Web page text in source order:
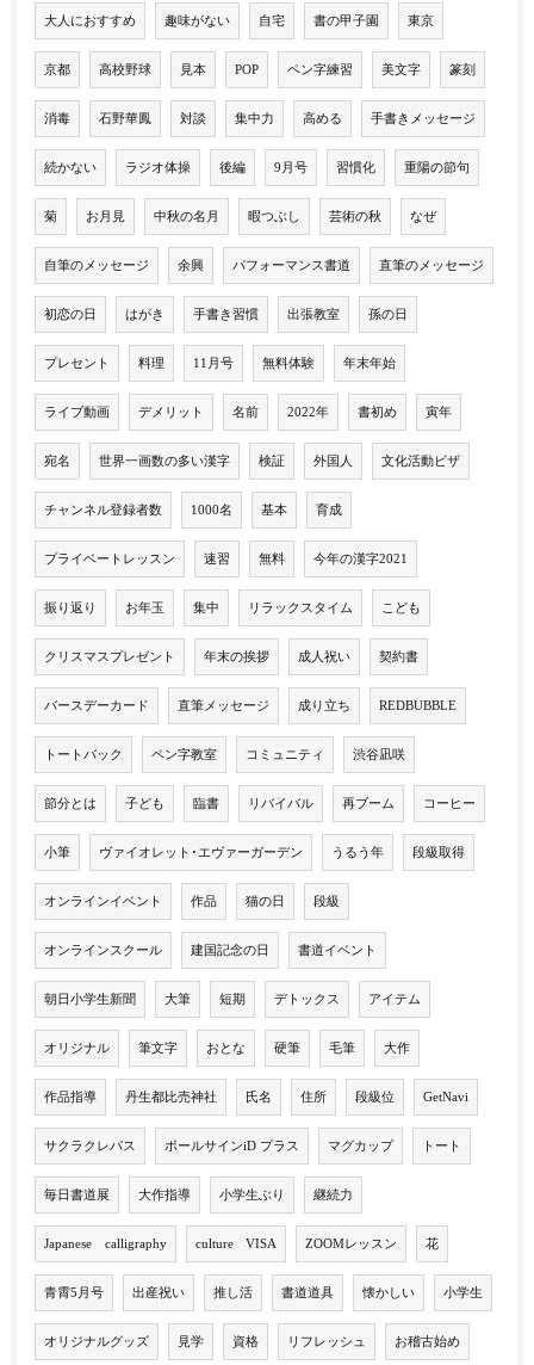
大人におすすめ 趣味がない 自宅 書の甲子園 東京
京都 高校野球 見本 POP ペン字練習 美文字 篆刻
消毒 石野華鳳 対談 集中力 高める 手書きメッセージ
続かない ラジオ体操 後編 9月号 習慣化 重陽の節句
菊 お月見 中秋の名月 暇つぶし 芸術の秋 なぜ
自筆のメッセージ 余興 パフォーマンス書道 直筆のメッセージ
初恋の日 はがき 手書き習慣 出張教室 孫の日
プレセント 料理 11月号 無料体験 年末年始
ライブ動画 デメリット 名前 2022年 書初め 寅年
宛名 世界一画数の多い漢字 検証 外国人 文化活動ビザ
チャンネル登録者数 1000名 基本 育成
プライベートレッスン 速習 無料 今年の漢字2021
振り返り お年玉 集中 リラックスタイム こども
クリスマスプレゼント 年末の挨拶 成人祝い 契約書
バースデーカード 直筆メッセージ 成り立ち REDBUBBLE
トートバック ペン字教室 コミュニティ 渋谷凪咲
節分とは 子ども 臨書 リバイバル 再ブーム コーヒー
小筆 ヴァイオレット･エヴァーガーデン うるう年 段級取得
オンラインイベント 作品 猫の日 段級
オンラインスクール 建国記念の日 書道イベント
朝日小学生新聞 大筆 短期 デトックス アイテム
オリジナル 筆文字 おとな 硬筆 毛筆 大作
作品指導 丹生都比売神社 氏名 住所 段級位 GetNavi
サクラクレパス ボールサインiD プラス マグカップ トート
毎日書道展 大作指導 小学生ぶり 継続力
Japanese calligraphy culture VISA ZOOMレッスン 花
青霄5月号 出産祝い 推し活 書道道具 懐かしい 小学生
オリジナルグッズ 見学 資格 リフレッシュ お稽古始め